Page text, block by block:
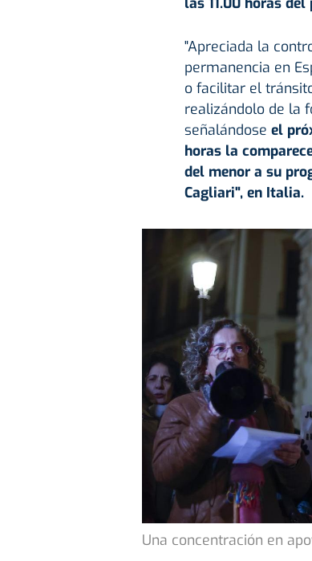
"Apreciada la
permanencia en
o facilitar el
realizándolo de la
señalándose el
horas la
del menor a su
Cagliari", en Italia.
Una concentración en